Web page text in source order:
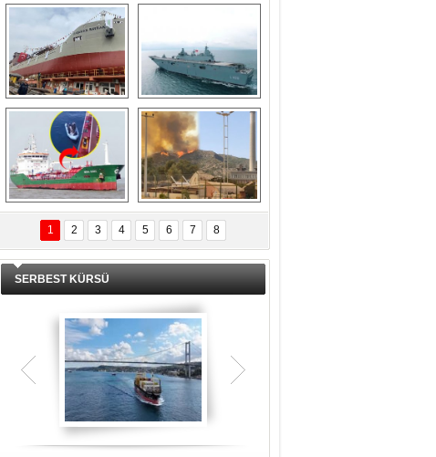
Çeksan Tersanesi,
Başaran Bayrak
tankerini suya
indirdi
TCG Anadolu,
tersane teknik
seyrini tamamladı
Göçmenlerin
imdadına Türk
sahipli MINA DENIZ
yetişti
Milas’taki yangın
yeniden termik
santrallere doğru
ilerliyor
1 2 3 4 5 6 7 8
SERBEST KÜRSÜ